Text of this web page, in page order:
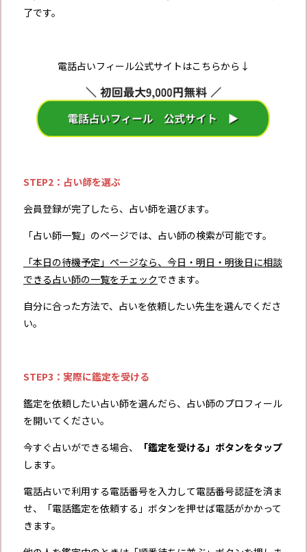
了です。
電話占いフィール公式サイトはこちらから↓
STEP2：占い師を選ぶ
会員登録が完了したら、占い師を選びます。
「占い師一覧」のページでは、占い師の検索が可能です。
「本日の待機予定」ページなら、今日・明日・明後日に相談
できる占い師の一覧をチェックできます。
自分に合った方法で、占いを依頼したい先生を選んでくださ
い。
STEP3：実際に鑑定を受ける
鑑定を依頼したい占い師を選んだら、占い師のプロフィール
を開いてください。
今すぐ占いができる場合、
「鑑定を受ける」ボタンをタップ
します。
電話占いで利用する電話番号を入力して電話番号認証を済ま
せ、「電話鑑定を依頼する」ボタンを押せば電話がかかって
きます。